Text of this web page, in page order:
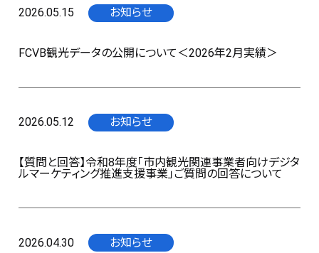
2026.05.15 お知らせ
FCVB観光データの公開について＜2026年2月実績＞
2026.05.12 お知らせ
【質問と回答】令和8年度「市内観光関連事業者向けデジタ
ルマーケティング推進支援事業」ご質問の回答について
2026.04.30 お知らせ